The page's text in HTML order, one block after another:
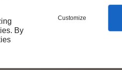
By
Customize